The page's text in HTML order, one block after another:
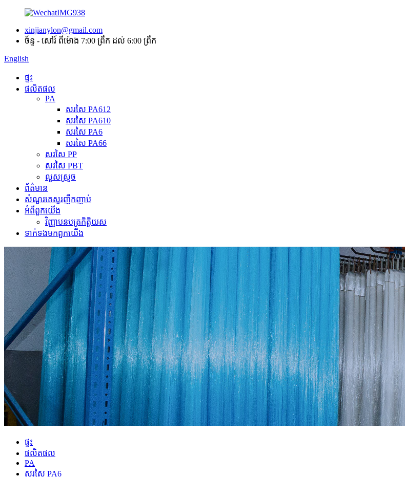
xinjianylon@gmail.com
ច័ន្ទ - សៅរ៍ ពីម៉ោង 7:00 ព្រឹក ដល់ 6:00 ព្រឹក
English
ផ្ទះ
ផលិតផល
PA
សរសៃ PA612
សរសៃ PA610
សរសៃ PA6
សរសៃ PA66
សរសៃ PP
សរសៃ PBT
លួសស្រួច
ព័ត៌មាន
សំណួរគេសួរញឹកញាប់
អំពី​ពួក​យើង
វិញ្ញាបនបត្រកិត្តិយស
ទាក់ទង​មក​ពួក​យើង
ផ្ទះ
ផលិតផល
PA
សរសៃ PA6